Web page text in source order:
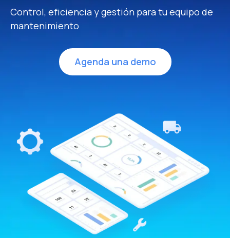
Control, eficiencia y gestión para tu equipo de
mantenimiento
Agenda una demo